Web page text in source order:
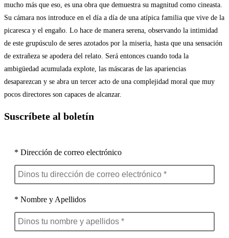
mucho más que eso, es una obra que demuestra su magnitud como cineasta.
Su cámara nos introduce en el día a día de una atípica familia que vive de la
picaresca y el engaño. Lo hace de manera serena, observando la intimidad
de este grupúsculo de seres azotados por la miseria, hasta que una sensación
de extrañeza se apodera del relato. Será entonces cuando toda la
ambigüedad acumulada explote, las máscaras de las apariencias
desaparezcan y se abra un tercer acto de una complejidad moral que muy
pocos directores son capaces de alcanzar.
Suscríbete al boletín
* Dirección de correo electrónico
* Nombre y Apellidos